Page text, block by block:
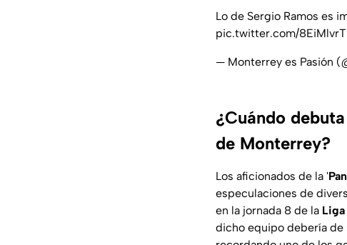
Lo de Sergio Ramos es
pic.twitter.com/
— Monterrey es Pasión
¿Cuándo
de Monterrey?
Los aficionados de la '
especulaciones de
en la jornada 8 de la
dicho equipo debería de